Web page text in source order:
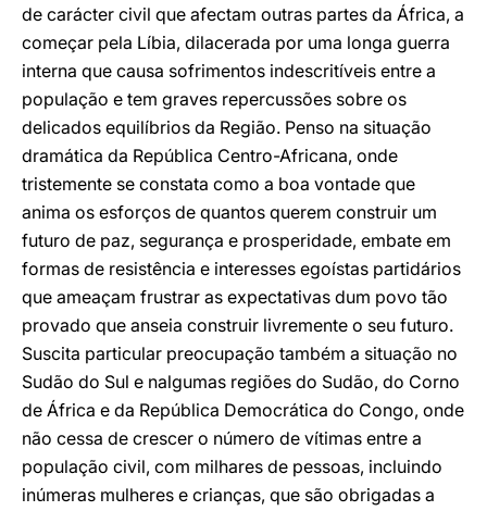
de carácter civil que afectam outras partes da África, a
começar pela Líbia, dilacerada por uma longa guerra
interna que causa sofrimentos indescritíveis entre a
população e tem graves repercussões sobre os
delicados equilíbrios da Região. Penso na situação
dramática da República Centro-Africana, onde
tristemente se constata como a boa vontade que
anima os esforços de quantos querem construir um
futuro de paz, segurança e prosperidade, embate em
formas de resistência e interesses egoístas partidários
que ameaçam frustrar as expectativas dum povo tão
provado que anseia construir livremente o seu futuro.
Suscita particular preocupação também a situação no
Sudão do Sul e nalgumas regiões do Sudão, do Corno
de África e da República Democrática do Congo, onde
não cessa de crescer o número de vítimas entre a
população civil, com milhares de pessoas, incluindo
inúmeras mulheres e crianças, que são obrigadas a